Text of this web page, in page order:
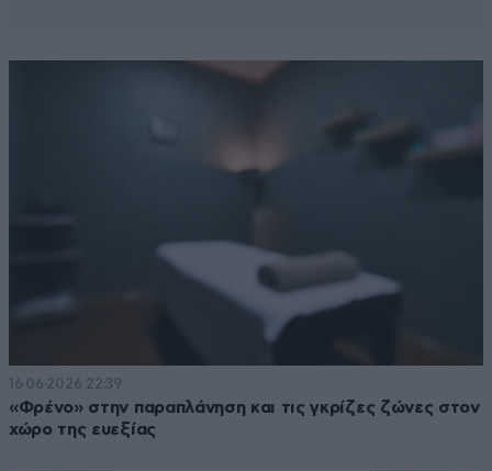
16·06·2026 22:39
«Φρένο» στην παραπλάνηση και τις γκρίζες ζώνες στον
χώρο της ευεξίας